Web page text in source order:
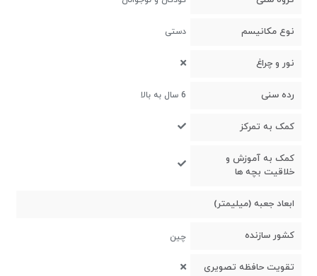
نوع مکانیسم دستی
نور و چراغ
رده سنی 6 سال به بالا
کمک به تمرکز
کمک به آموزش و
خلاقیت بچه ها
ابعاد جعبه (میلیمتر)
کشور سازنده چین
تقویت حافظه تصویری